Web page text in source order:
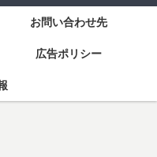
お問い合わせ先
広告ポリシー